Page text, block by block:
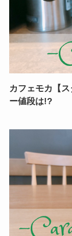
カフェモカ【
ー値段は!?